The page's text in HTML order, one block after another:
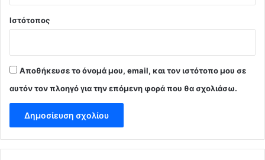
Ιστότοπος
Αποθήκευσε το όνομά μου, email, και τον ιστότοπο μου σε
αυτόν τον πλοηγό για την επόμενη φορά που θα σχολιάσω.